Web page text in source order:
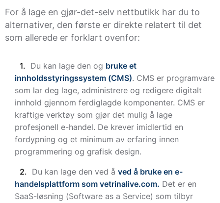
For å lage en gjør-det-selv nettbutikk har du to
alternativer, den første er direkte relatert til det
som allerede er forklart ovenfor:
Du kan lage den og bruke et
innholdsstyringssystem (CMS). CMS er programvare
som lar deg lage, administrere og redigere digitalt
innhold gjennom ferdiglagde komponenter. CMS er
kraftige verktøy som gjør det mulig å lage
profesjonell e-handel. De krever imidlertid en
fordypning og et minimum av erfaring innen
programmering og grafisk design.
Du kan lage den ved å ved å bruke en e-
handelsplattform som vetrinalive.com. Det er en
SaaS-løsning (Software as a Service) som tilbyr